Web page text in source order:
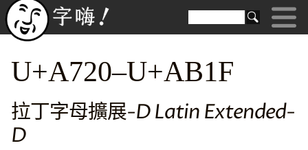
U+A720–U+AB1F
拉丁字母擴展-D Latin Extended-
D